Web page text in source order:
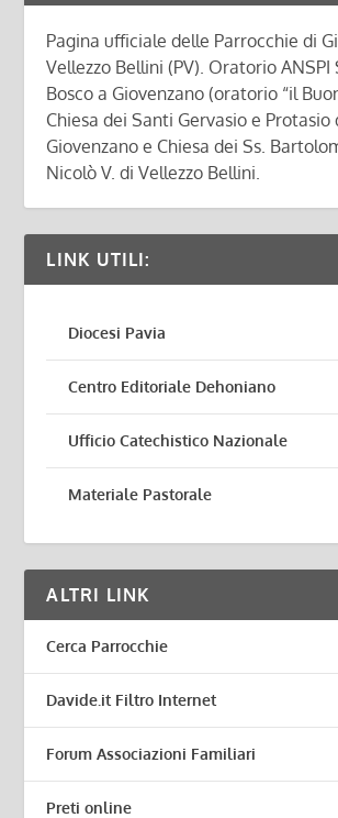
Pagina ufficiale delle Parrocchie di
Vellezzo Bellini (PV). Oratorio ANSPI
Bosco a Giovenzano (oratorio “il
Chiesa dei Santi Gervasio e Protasio
Giovenzano e Chiesa dei Ss.
Nicolò V. di Vellezzo Bellini.
LINK UTILI:
Diocesi Pavia
Centro Editoriale Dehoniano
Ufficio Catechistico Nazionale
Materiale Pastorale
ALTRI LINK
Cerca Parrocchie
Davide.it Filtro Internet
Forum Associazioni Familiari
Preti online